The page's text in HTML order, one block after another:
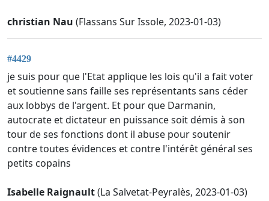
christian Nau (Flassans Sur Issole, 2023-01-03)
#4429
je suis pour que l'Etat applique les lois qu'il a fait voter
et soutienne sans faille ses représentants sans céder
aux lobbys de l'argent. Et pour que Darmanin,
autocrate et dictateur en puissance soit démis à son
tour de ses fonctions dont il abuse pour soutenir
contre toutes évidences et contre l'intérêt général ses
petits copains
Isabelle Raignault(La Salvetat-Peyralès, 2023-01-03)